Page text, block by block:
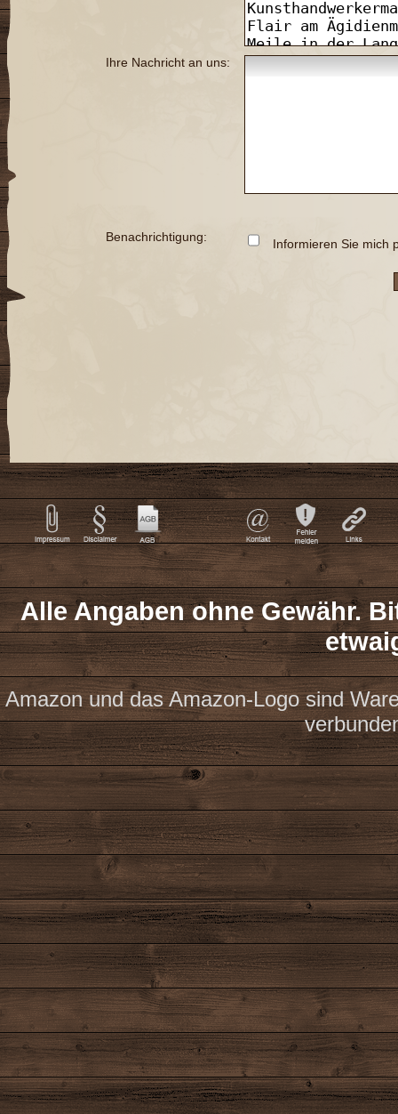
Ihre Nachricht an uns:
Benachrichtigung: Informieren Sie mich
Alle Angaben ohne Gewähr.
Amazon und das Amazon-Logo sind